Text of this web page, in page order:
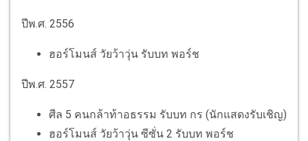
ปีพ.ศ. 2556
ฮอร์โมนส์ วัยว้าวุ่น รับบท พอร์ช
ปีพ.ศ. 2557
ศีล 5 คนกล้าท้าอธรรม รับบท กร (นักแสดงรับเชิญ)
ฮอร์โมนส์ วัยว้าวุ่น ซีซั่น 2 รับบท พอร์ช